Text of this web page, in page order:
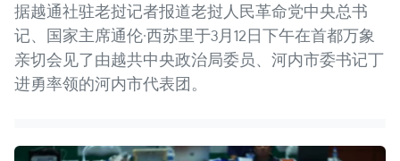
据越通社驻老挝记者报道老挝人民革命党中央总书
记、国家主席通伦·西苏里于3月12日下午在首都万象
亲切会见了由越共中央政治局委员、河内市委书记丁
进勇率领的河内市代表团。